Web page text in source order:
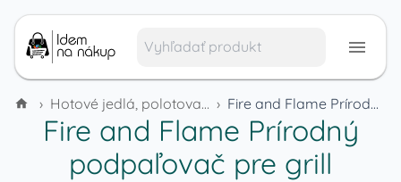
› Hotové jedlá, polotovary a mrazené výrobky › Fire and Flame Prírodný podpaľovač pre grill
Fire and Flame Prírodný
podpaľovač pre grill